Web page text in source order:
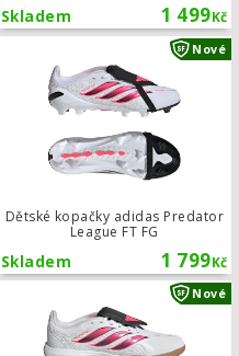
1 499Kč
Skladem
Dětské kopačky adidas Predator
Dětské kopačky adidas Predator
League FT FG
1 799Kč
Skladem
Nové
Dětské kopačky adidas F50 Nové